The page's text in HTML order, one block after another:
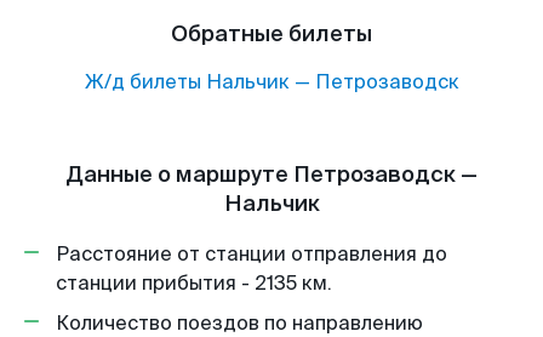
Обратные билеты
Ж/д билеты Нальчик— Петрозаводск
Данные о маршруте Петрозаводск —
Нальчик
Расстояние от станции отправления до
станции прибытия - 2135 км.
Количество поездов по направлению